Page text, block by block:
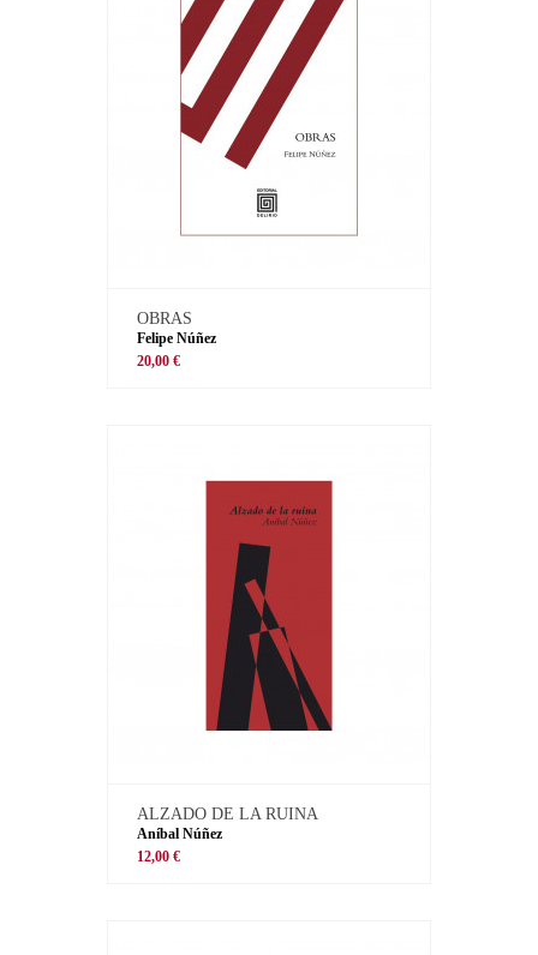
OBRAS
Felipe Núñez
20,00 €
ALZADO DE LA RUINA
Aníbal Núñez
12,00 €